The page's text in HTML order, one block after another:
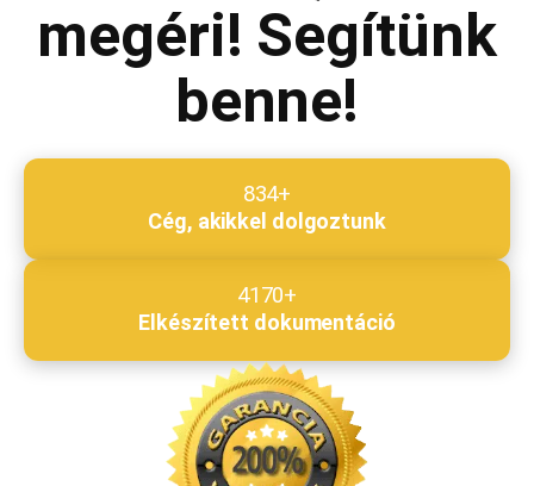
megéri! Segítünk
benne!
834+
Cég, akikkel dolgoztunk
4170+
Elkészített dokumentáció